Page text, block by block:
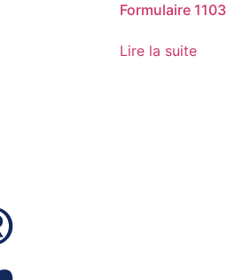
Formulaire 1103
Lire la suite